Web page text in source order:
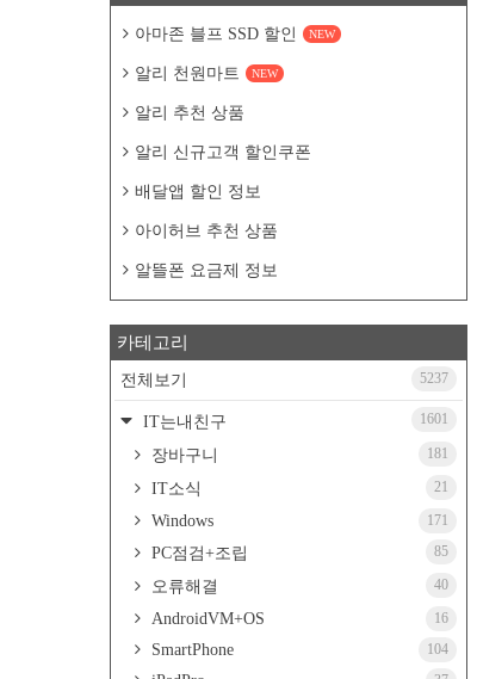
아마존 블프 SSD 할인 NEW
알리 천원마트 NEW
알리 추천 상품
알리 신규고객 할인쿠폰
배달앱 할인 정보
아이허브 추천 상품
알뜰폰 요금제 정보
카테고리
전체보기 5237
IT는내친구 1601
장바구니 181
IT소식 21
Windows 171
PC점검+조립 85
오류해결 40
AndroidVM+OS 16
SmartPhone 104